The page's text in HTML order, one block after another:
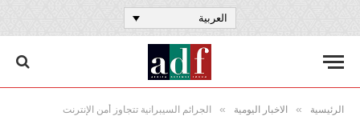
العربية
الرئيسية » الاخبار اليومية » الجرائم السيبرانية تتجاوز أمن الإنترنت